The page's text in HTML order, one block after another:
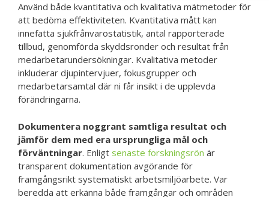
Använd både kvantitativa och kvalitativa mätmetoder för
att bedöma effektiviteten. Kvantitativa mått kan
innefatta sjukfrånvarostatistik, antal rapporterade
tillbud, genomförda skyddsronder och resultat från
medarbetarundersökningar. Kvalitativa metoder
inkluderar djupintervjuer, fokusgrupper och
medarbetarsamtal där ni får insikt i de upplevda
förändringarna.
Dokumentera noggrant samtliga resultat och
jämför dem med era ursprungliga mål och
förväntningar. Enligt senaste forskningsrön är
transparent dokumentation avgörande för
framgångsrikt systematiskt arbetsmiljöarbete. Var
beredda att erkänna både framgångar och områden